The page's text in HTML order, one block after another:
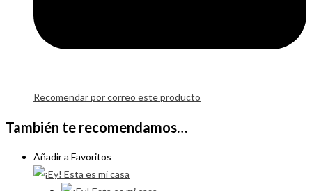
Recomendar por correo este producto
También te recomendamos…
Añadir a Favoritos